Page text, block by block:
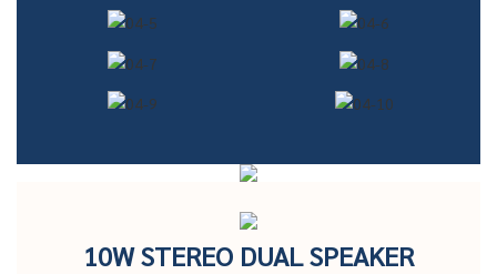
10W STEREO DUAL SPEAKER